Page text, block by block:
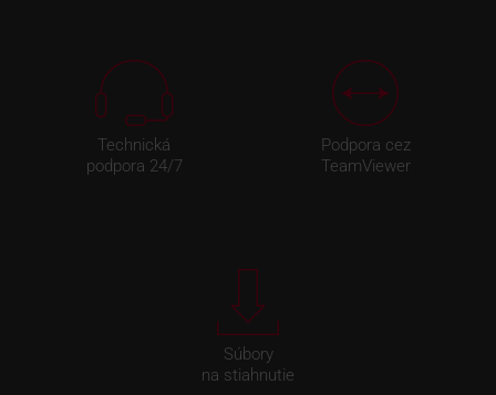
Technická
podpora 24/7
Podpora cez
TeamViewer
Súbory
na stiahnutie